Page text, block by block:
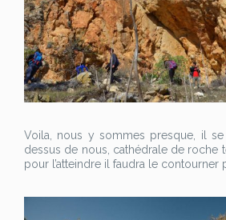
Voila, nous y sommes presque, il
dessus de nous, cathédrale de roche
pour l’atteindre il faudra le contourner